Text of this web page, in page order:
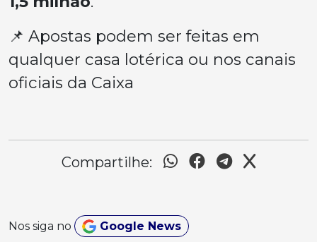
📌 Apostas podem ser feitas em
qualquer casa lotérica ou nos canais
oficiais da Caixa
Compartilhe:
Nos siga no Google News